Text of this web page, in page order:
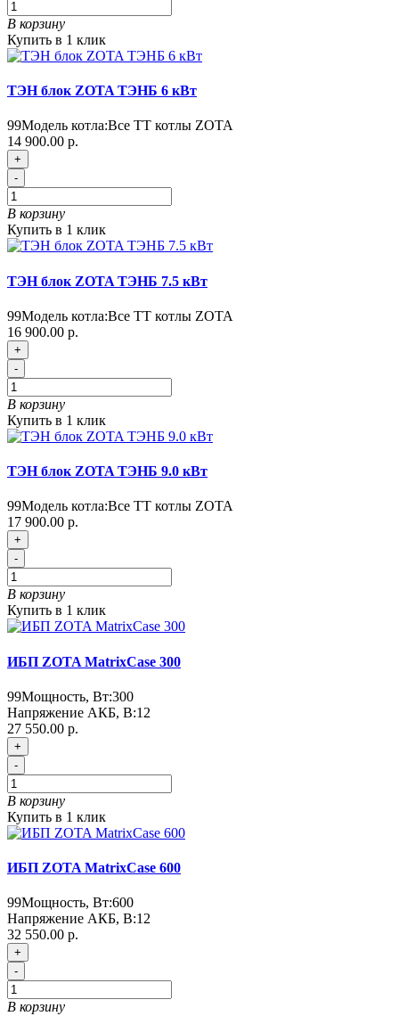
В корзину
Купить в 1 клик
ТЭН блок ZOTA ТЭНБ 6 кВт
99Модель котла:Все ТТ котлы ZOTA
14 900.00 р.
+
-
В корзину
Купить в 1 клик
ТЭН блок ZOTA ТЭНБ 7.5 кВт
99Модель котла:Все ТТ котлы ZOTA
16 900.00 р.
+
-
В корзину
Купить в 1 клик
ТЭН блок ZOTA ТЭНБ 9.0 кВт
99Модель котла:Все ТТ котлы ZOTA
17 900.00 р.
+
-
В корзину
Купить в 1 клик
ИБП ZOTA MatrixCase 300
99Мощность, Вт:300
Напряжение АКБ, В:12
27 550.00 р.
+
-
В корзину
Купить в 1 клик
ИБП ZOTA MatrixCase 600
99Мощность, Вт:600
Напряжение АКБ, В:12
32 550.00 р.
+
-
В корзину